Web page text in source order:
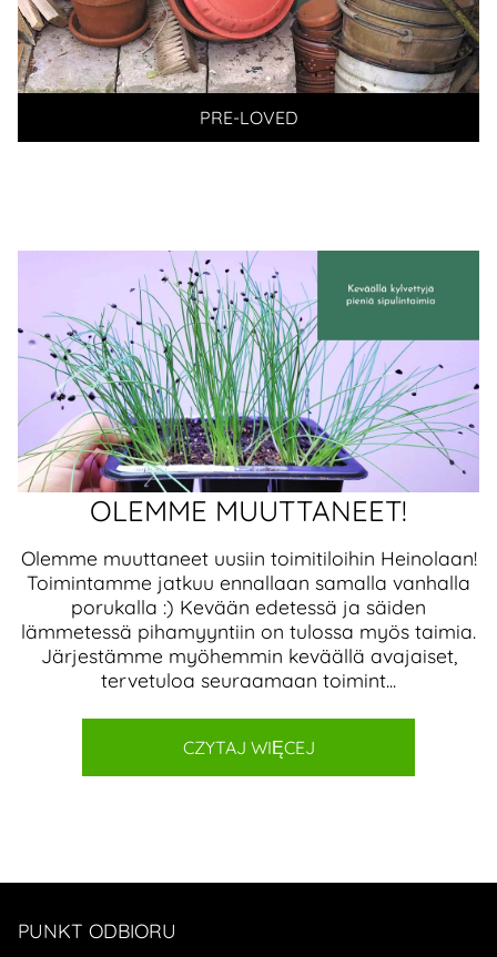
PRE-LOVED
OLEMME MUUTTANEET!
Olemme muuttaneet uusiin toimitiloihin Heinolaan!
Toimintamme jatkuu ennallaan samalla vanhalla
porukalla :) Kevään edetessä ja säiden
lämmetessä pihamyyntiin on tulossa myös taimia.
Järjestämme myöhemmin keväällä avajaiset,
tervetuloa seuraamaan toimint...
CZYTAJ WIĘCEJ
PUNKT ODBIORU